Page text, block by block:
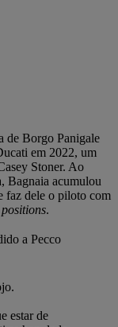
de Borgo Panigale
em 2022, um
Stoner. Ao
Bagnaia acumulou
faz dele o piloto com
.
a Pecco
estar de